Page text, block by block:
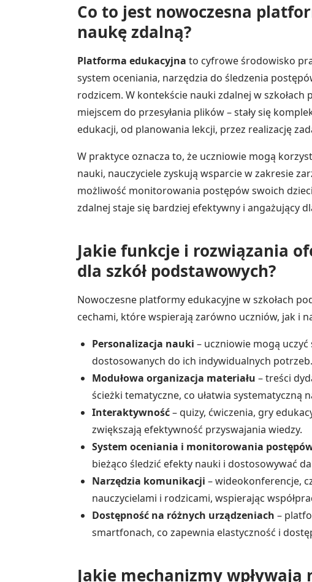
Co to jest nowoczesna
naukę zdalną?
Platforma edukacyjna to cyfrowe środowisko
system oceniania, narzędzia do śledzenia
rodzicem. W kontekście nauki zdalnej w
miejscem do przesyłania plików – stały się
edukacji, od planowania lekcji, przez realizację
W praktyce oznacza to, że uczniowie mogą
nauki, nauczyciele zyskują wsparcie w zakresie
możliwość monitorowania postępów swoich
zdalnej staje się bardziej efektywny i angażujący
Jakie funkcje i rozwiązania
dla szkół podstawowych?
Nowoczesne platformy edukacyjne w szkołach
cechami, które wspierają zarówno uczniów, jak i
Personalizacja nauki – uczniowie mogą
dostosowanych do ich indywidualnych potrzeb.
Modułowa organizacja materiału – treści
ścieżki tematyczne, co ułatwia systematyczną
Interaktywność– quizy, ćwiczenia, gry
zwiększają efektywność przyswajania wiedzy.
System oceniania i monitorowania
bieżąco śledzić efekty nauki i dostosowywać
Narzędzia komunikacji – wideokonferencje,
nauczycielami i rodzicami, wspierając
Dostępność na różnych urządzeniach –
smartfonach, co zapewnia elastyczność i
Jakie mechanizmy